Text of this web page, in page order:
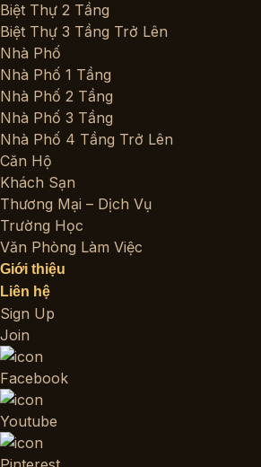
Biệt Thự 2 Tầng
Biệt Thự 3 Tầng Trở Lên
Nhà Phố
Nhà Phố 1 Tầng
Nhà Phố 2 Tầng
Nhà Phố 3 Tầng
Nhà Phố 4 Tầng Trở Lên
Căn Hộ
Khách Sạn
Thương Mại – Dịch Vụ
Trường Học
Văn Phòng Làm Việc
Giới thiệu
Liên hệ
Sign Up
Join
Facebook
Youtube